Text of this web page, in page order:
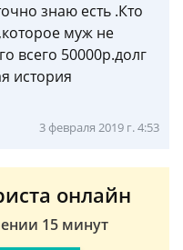
знаю есть .Кто
муж не
всего 50000р.долг
история
3 февраля 2019 г. 4:53
онлайн
15 минут